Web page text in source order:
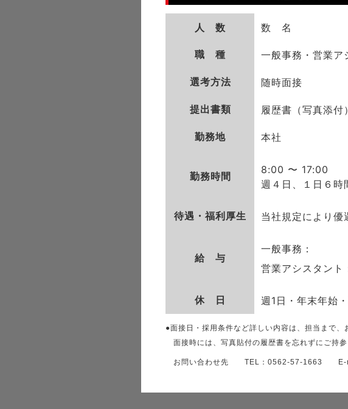
人 数 数 名
職 種 一般事務・営業ア
選考方法 随時面接
提出書類 履歴書（写真添付）
勤務地 本社
勤務時間
8:00 〜 17:00
週４日、１日６時
待遇・福利厚生 当社規定により優
給 与
一般事務：
営業アシスタント
休 日 週1日・年末年始
●面接日・採用条件など詳しい内容は、担当まで、
面接時には、写真貼付の履歴書を忘れずにご持参
お問い合わせ先 TEL：0562-57-1663 E-